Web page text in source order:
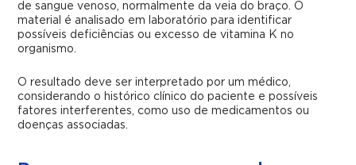
de sangue venoso, normalmente da veia do braço. O
material é analisado em laboratório para identificar
possíveis deficiências ou excesso de vitamina K no
organismo.
O resultado deve ser interpretado por um médico,
considerando o histórico clínico do paciente e possíveis
fatores interferentes, como uso de medicamentos ou
doenças associadas.